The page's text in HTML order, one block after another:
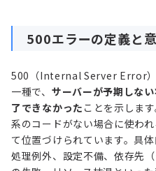
500エラーの定義と
500（Internal Server Error）
一種で、 サーバーが予期しな
了できなかった ことを示しま
系のコードがない場合に使わ
て位置づけられています。具
処理例外、設定不備、依存先